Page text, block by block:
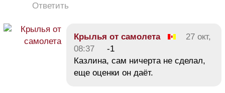
Ответить
Крылья от самолета
27 окт,
08:37
-1
Казлина, сам ничерта не сделал,
еще оценки он даёт.